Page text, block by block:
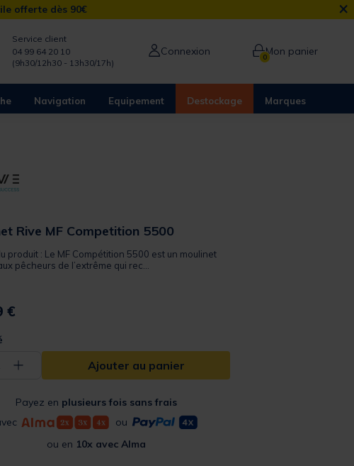
offerte dès 90€ ×
Service client
04 99 64 20 10
(9h30/12h30 - 13h30/17h)
Connexion 0Mon panier
Navigation Equipement Destockage Marques
Rive MF Competition 5500
produit : Le MF Compétition 5500 est un moulinet
pêcheurs de l’extrême qui rec...
€
+ Ajouter au panier
Payez en plusieurs fois sans frais
ou
ou en 10x avec Alma